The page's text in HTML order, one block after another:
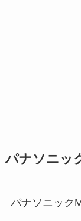
パナソニッ
パナソニック